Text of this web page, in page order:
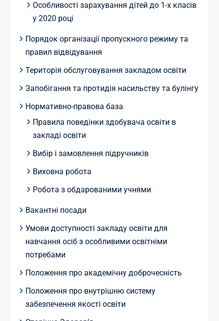
Особливості зарахування дітей до 1-х класів
у 2020 році
Порядок організації пропускного режиму та
правил відвідування
Територія обслуговування закладом освіти
Запобігання та протидія насильству та булінгу
Нормативно-правова база
Правила поведінки здобувача освіти в
закладі освіти
Вибір і замовлення підручників
Виховна робота
Робота з обдарованими учнями
Вакантні посади
Умови доступності закладу освіти для
навчання осіб з особливими освітніми
потребами
Положення про академічну доброчесність
Положення про внутрішню систему
забезпечення якості освіти